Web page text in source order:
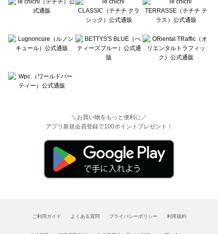
＼お買い物をもっと便利に／
アプリ新規会員登録で100ポイントプレゼント！
ご利用ガイド よくある質問 プライバシーポリシー 利用規約